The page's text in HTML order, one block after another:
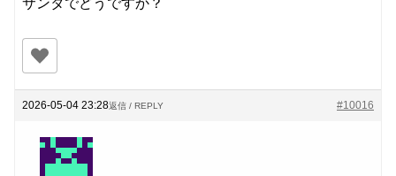
サンタでどうですか？
2026-05-04 23:28 #10016
返信 / REPLY